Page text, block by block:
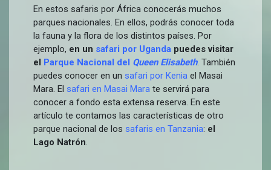
En estos safaris por África conocerás muchos
parques nacionales. En ellos, podrás conocer toda
la fauna y la flora de los distintos países. Por
ejemplo, en un safari por Uganda puedes visitar
el Parque Nacional del Queen Elisabeth. También
puedes conocer en un safari por Kenia el Masai
Mara. El safari en Masai Mara te servirá para
conocer a fondo esta extensa reserva. En este
artículo te contamos las características de otro
parque nacional de los safaris en Tanzania: el
Lago Natrón.